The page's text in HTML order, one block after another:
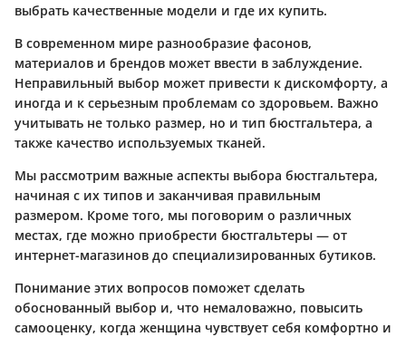
выбрать качественные модели и где их купить.
В современном мире разнообразие фасонов,
материалов и брендов может ввести в заблуждение.
Неправильный выбор может привести к дискомфорту, а
иногда и к серьезным проблемам со здоровьем. Важно
учитывать не только размер, но и тип бюстгальтера, а
также качество используемых тканей.
Мы рассмотрим важные аспекты выбора бюстгальтера,
начиная с их типов и заканчивая правильным
размером. Кроме того, мы поговорим о различных
местах, где можно приобрести бюстгальтеры — от
интернет-магазинов до специализированных бутиков.
Понимание этих вопросов поможет сделать
обоснованный выбор и, что немаловажно, повысить
самооценку, когда женщина чувствует себя комфортно и